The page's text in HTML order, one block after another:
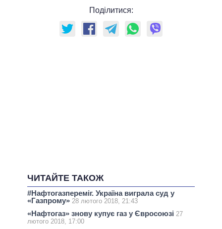
Поділитися:
ЧИТАЙТЕ ТАКОЖ
#Нафтогазпереміг. Україна виграла суд у
«Газпрому» 28 лютого 2018, 21:43
«Нафтогаз» знову купує газ у Євросоюзі 27
лютого 2018, 17:00